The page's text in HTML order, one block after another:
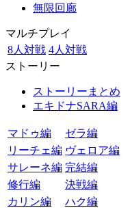
無限回廊
マルチプレイ
8人対戦 4人対戦
ストーリー
ストーリーまとめ
エキドナSARA編
マドゥ編
ゼラ編
リーチェ編 ヴェロア編
サレーネ編 完結編
修行編
決戦編
カリン編
ハク編